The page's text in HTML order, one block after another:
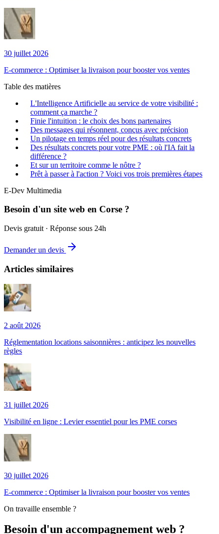
30 juillet 2026
E-commerce : Optimiser la livraison pour booster vos ventes
Table des matières
L'Intelligence Artificielle au service de votre visibilité :
comment ça marche ?
Finie l'intuition : le choix des bons partenaires
Des messages qui résonnent, conçus avec précision
Un pilotage en temps réel pour des résultats concrets
Des résultats concrets pour votre PME : où l'IA fait la
différence ?
Et sur un territoire comme le nôtre ?
Prêt à passer à l'action ? Voici vos trois premières étapes
E-Dev Multimedia
Besoin d'un site web en Corse ?
Devis gratuit · Réponse sous 24h
Demander un devis
Articles similaires
2 août 2026
Réglementation locations saisonnières : anticipez les nouvelles
règles
31 juillet 2026
Visibilité en ligne : Levier essentiel pour les PME corses
30 juillet 2026
E-commerce : Optimiser la livraison pour booster vos ventes
On travaille ensemble ?
Besoin d'un accompagnement web ?